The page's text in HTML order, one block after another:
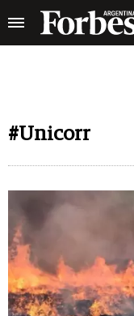
#Unicorr